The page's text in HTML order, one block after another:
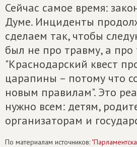
Сейчас самое время:
Думе. Инциденты
сделаем так, чтобы
был не про травму, а про
"Краснодарский квест
царапины – потому что
новым правилам". Это
нужно всем: детям,
организаторам и
По материалам источников: